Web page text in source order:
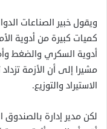
ويقول خبير الصناعات
كميات كبيرة من أدوية
أدوية السكري والضغط
مشيرا إلى أن الأزمة
الاستيراد والتوزيع.
لكن مدير إدارة بالصندوق